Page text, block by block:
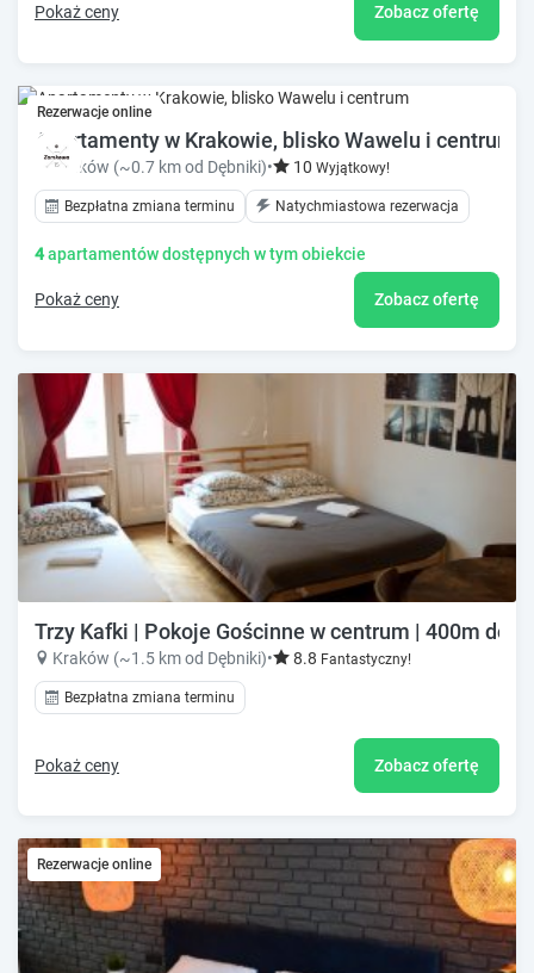
Pokaż ceny Zobacz ofertę
Rezerwacje online
Apartamenty w Krakowie, blisko Wawelu i centrum
Kraków (~0.7 km od Dębniki)• 10 Wyjątkowy!
Bezpłatna zmiana terminu Natychmiastowa rezerwacja
4apartamentów dostępnych w tym obiekcie
Pokaż ceny Zobacz ofertę
Trzy Kafki | Pokoje Gościnne w centrum | 400m do
Kraków (~1.5 km od Dębniki)• 8.8 Fantastyczny!
Bezpłatna zmiana terminu
Pokaż ceny Zobacz ofertę
Rezerwacje online